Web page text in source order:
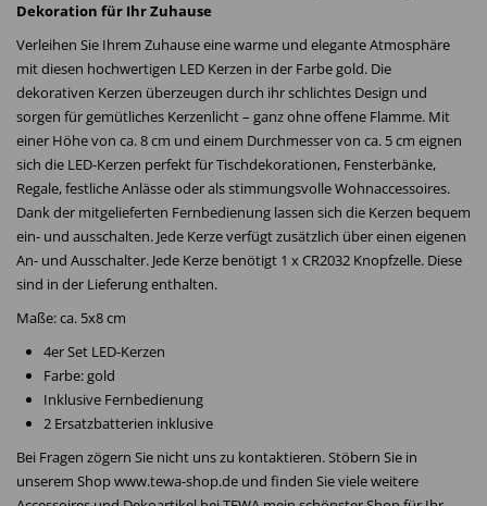
Dekoration für Ihr Zuhause
Verleihen Sie Ihrem Zuhause eine warme und elegante Atmosphäre
mit diesen hochwertigen LED Kerzen in der Farbe gold. Die
dekorativen Kerzen überzeugen durch ihr schlichtes Design und
sorgen für gemütliches Kerzenlicht – ganz ohne offene Flamme. Mit
einer Höhe von ca. 8 cm und einem Durchmesser von ca. 5 cm eignen
sich die LED-Kerzen perfekt für Tischdekorationen, Fensterbänke,
Regale, festliche Anlässe oder als stimmungsvolle Wohnaccessoires.
Dank der mitgelieferten Fernbedienung lassen sich die Kerzen bequem
ein- und ausschalten. Jede Kerze verfügt zusätzlich über einen eigenen
An- und Ausschalter. Jede Kerze benötigt 1 x CR2032 Knopfzelle. Diese
sind in der Lieferung enthalten.
Maße: ca. 5x8 cm
4er Set LED-Kerzen
Farbe: gold
Inklusive Fernbedienung
2 Ersatzbatterien inklusive
Bei Fragen zögern Sie nicht uns zu kontaktieren. Stöbern Sie in
unserem Shop www.tewa-shop.de und finden Sie viele weitere